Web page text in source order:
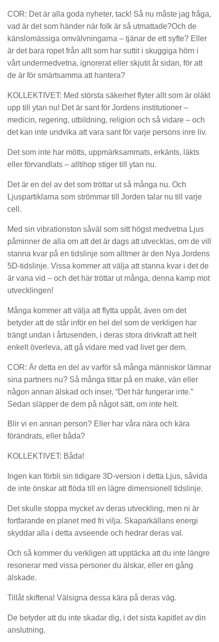
COR: Det är alla goda nyheter, tack! Så nu måste jag fråga,
vad är det som händer när folk är så utmattade?Och de
känslomässiga omvälvningarna – tjänar de ett syfte? Eller
är det bara ropet från allt som har suttit i skuggiga hörn i
vårt undermedvetna, ignorerat eller skjutit åt sidan, för att
de är för smärtsamma att hantera?
KOLLEKTIVET: Med största säkerhet flyter allt som är oläkt
upp till ytan nu! Det är sant för Jordens institutioner –
medicin, regering, utbildning, religion och så vidare – och
det kan inte undvika att vara sant för varje persons inre liv.
Det som inte har mötts, uppmärksammats, erkänts, läkts
eller förvandlats – alltihop stiger till ytan nu.
Det är en del av det som tröttar ut så många nu. Och
Ljuspartiklarna som strömmar till Jorden talar nu till varje
cell.
Med sin vibrationston såväl som sitt högst medvetna Ljus
påminner de alla om att det är dags att utvecklas, om de vill
stanna kvar på en tidslinje som alltmer är den Nya Jordens
5D-tidslinje. Vissa kommer att välja att stanna kvar i det de
är vana vid – och det här tröttar ut många, denna kamp mot
utvecklingen!
Många kommer att välja att flytta uppåt, även om det
betyder att de står inför en hel del som de verkligen har
trängt undan i årtusenden, i deras stora drivkraft att helt
enkelt överleva, att gå vidare med vad livet ger dem.
COR: Är detta en del av varför så många människor lämnar
sina partners nu? Så många tittar på en make, vän eller
någon annan älskad och inser, “Det här fungerar inte.”
Sedan släpper de dem på något sätt, om inte helt.
Blir vi en annan person? Eller har våra nära och kära
förändrats, eller båda?
KOLLEKTIVET: Båda!
Ingen kan förbli sin tidigare 3D-version i detta Ljus, såvida
de inte önskar att flöda till en lägre dimensionell tidslinje.
Det skulle stoppa mycket av deras utveckling, men ni är
fortfarande en planet med fri vilja. Skaparkällans energi
skyddar alla i detta avseende och hedrar deras val.
Och så kommer du verkligen att upptäcka att du inte längre
resonerar med vissa personer du älskar, eller en gång
älskade.
Tillåt skiftena! Välsigna dessa kära på deras väg.
De betyder att du inte skadar dig, i det sista kapitlet av din
anslutning.